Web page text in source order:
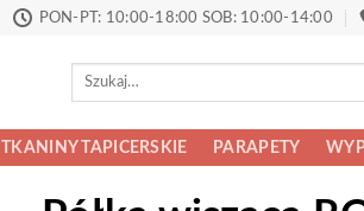
PON-PT: 10:00-18:00 SOB: 10:00-14:00
Szukaj:
TKANINY TAPICERSKIE PARAPETY